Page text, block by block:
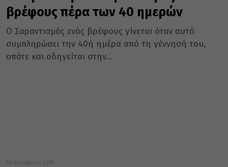
βρέφους πέρα των 40 ημερών
Ο Σαραντισμός ενός βρέφους γίνεται όταν αυτό
συμπληρώσει την 40ή ημέρα από τη γέννησή του,
οπότε και οδηγείται στην...
10 Νοεμβρίου 2019